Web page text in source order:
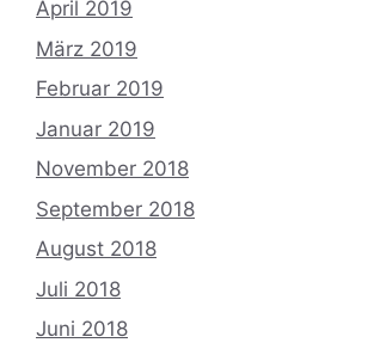
April 2019
März 2019
Februar 2019
Januar 2019
November 2018
September 2018
August 2018
Juli 2018
Juni 2018